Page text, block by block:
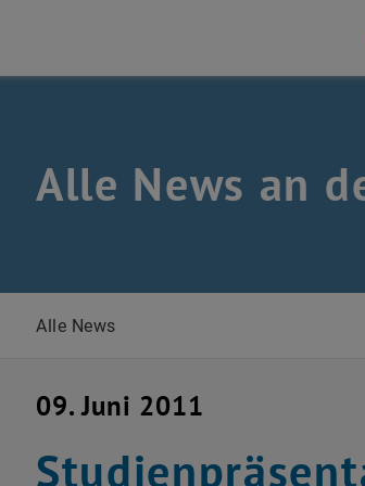
Alle News an
Alle News
09. Juni 2011